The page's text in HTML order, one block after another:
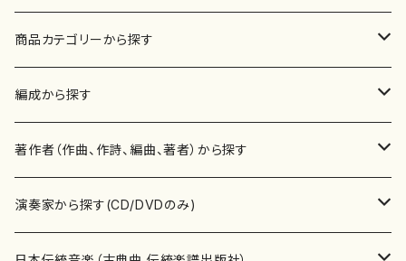
商品カテゴリーから探す
楽譜
書籍
書籍
テキストブック
CD・DVD
編成から探す
邦楽器
箏・琴（ソロ）
箏・琴（合奏）
合唱
混声合唱
著作者（作曲、作詩、編曲、著者）から探す
あ行
青木省三(アオキ ショウゾウ)
演奏家から探す(CD/DVDのみ)